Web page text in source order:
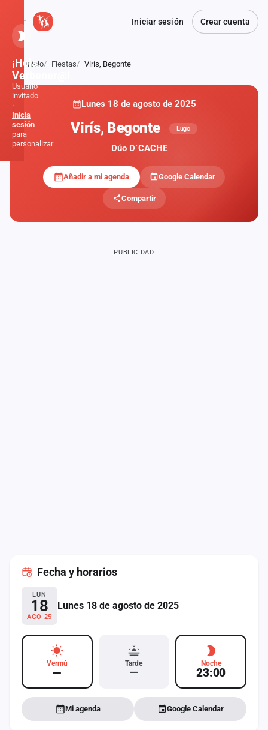
Iniciar sesión Crear cuenta
Atrás
Inicio Fiestas Virís, Begonte
Lunes 18 de agosto de 2025
Virís, Begonte Lugo
Dúo D´CACHE
Añadir a mi agenda Google Calendar
Compartir
PUBLICIDAD
Fecha y horarios
LUN
18
AGO 25
Lunes 18 de agosto de 2025
Vermú
—
Tarde
—
Noche
23:00
Mi agenda Google Calendar
¡Hola,
Verbener@!
Usuario
invitado
·
Inicia
sesión
para
personalizar
Administración
Contacto